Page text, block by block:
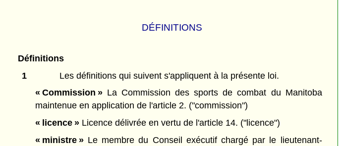
DÉFINITIONS
Définitions
1
Les définitions qui suivent s'appliquent à la présente loi.
« Commission »La Commission des sports de combat du Manitoba
maintenue en application de l'article 2. ("commission")
« licence »Licence délivrée en vertu de l'article 14. ("licence")
« ministre »Le membre du Conseil exécutif chargé par le lieutenant-